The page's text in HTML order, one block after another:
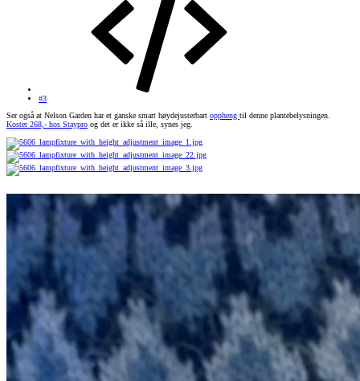
#3
Ser også at Nelson Garden har et ganske smart høydejusterbart oppheng til denne plantebelysningen.
Koster 268,- hos Staypro og det er ikke så ille, synes jeg.